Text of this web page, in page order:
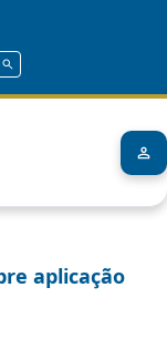
aplicação